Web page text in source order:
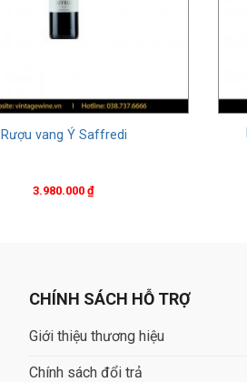
Rượu vang Ý Saffredi
3.980.000₫
CHÍNH SÁCH HỖ TRỢ
Giới thiệu thương hiệu
Chính sách đổi trả